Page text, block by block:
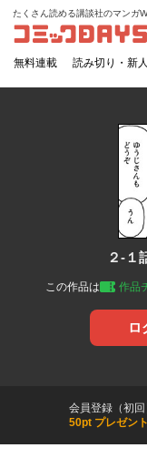
コミックDAYS
たくさん読める講談社のマンガ
無料連載 読み切り・新人
２-
この作品は 作品
ロ
会員登録（初
50pt プレゼント